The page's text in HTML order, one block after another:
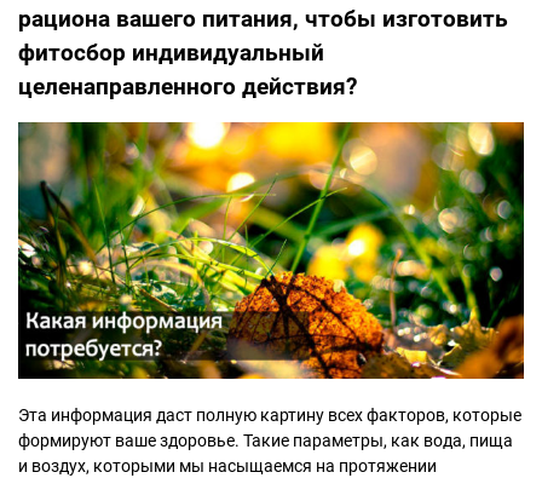
рациона вашего питания, чтобы изготовить
фитосбор индивидуальный
целенаправленного действия?
Эта информация даст полную картину всех факторов, которые
формируют ваше здоровье. Такие параметры, как вода, пища
и воздух, которыми мы насыщаемся на протяжении